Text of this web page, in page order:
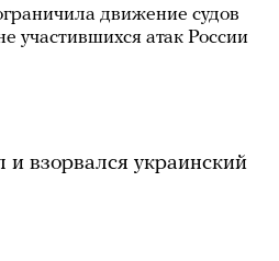
движение судов
участившихся атак России
взорвался украинский